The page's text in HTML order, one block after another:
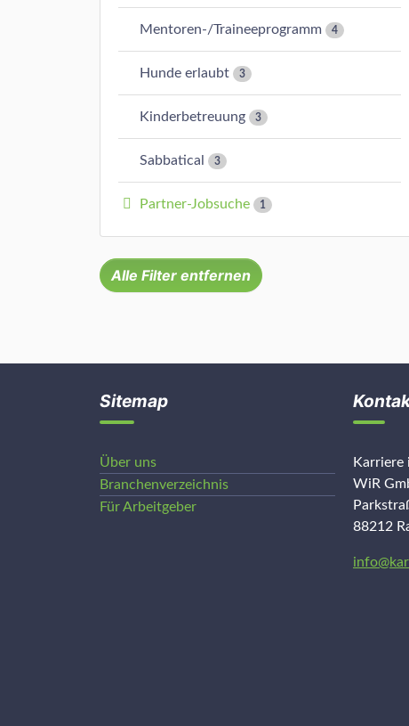
Mentoren-/Traineeprogramm 4
Hunde erlaubt 3
Kinderbetreuung 3
Sabbatical 3
Partner-Jobsuche 1
Alle Filter entfernen
Sitemap
Über uns
Branchenverzeichnis
Für Arbeitgeber
Karriere
WiR
88212